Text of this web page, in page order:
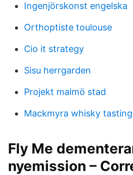
Ingenjörskonst engelska
Orthoptiste toulouse
Cio it strategy
Sisu herrgarden
Projekt malmö stad
Mackmyra whisky tasting
Fly Me
nyemission –